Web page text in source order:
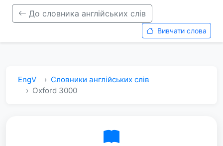
До словника англійських слів
Вивчати слова
EngV
Словники англійських слів
Oxford 3000